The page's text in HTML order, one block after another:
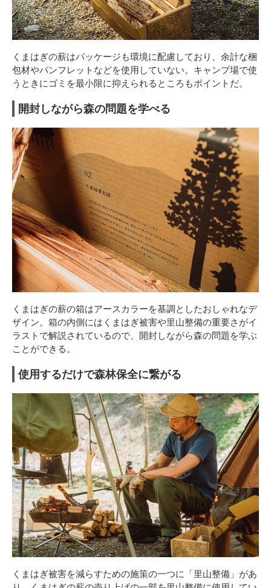
くまはぎの薪はパッケージも環境に配慮しており、余計な梱
包材やパンフレットなどを使用していない。キャンプ場で使
うときにゴミを最小限に抑えられるところもポイントだ。
開封しながら森の問題を学べる
くまはぎの薪の箱はアースカラーを基調としたおしゃれなデ
ザイン。箱の内側にはくまはぎ被害や里山整備の重要さがイ
ラストで解説されているので、開封しながら森の問題を学ぶ
ことができる。
使用するだけで森林保全に繋がる
くまはぎ被害を減らすための施策の一つに「里山整備」があ